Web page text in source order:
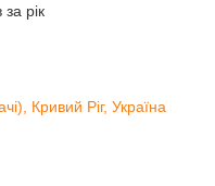
рік
Кривий Ріг, Україна